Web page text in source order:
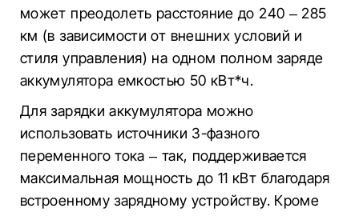
может преодолеть расстояние до 240 – 285
км (в зависимости от внешних условий и
стиля управления) на одном полном заряде
аккумулятора емкостью 50 кВт*ч.
Для зарядки аккумулятора можно
использовать источники 3-фазного
переменного тока – так, поддерживается
максимальная мощность до 11 кВт благодаря
встроенному зарядному устройству. Кроме